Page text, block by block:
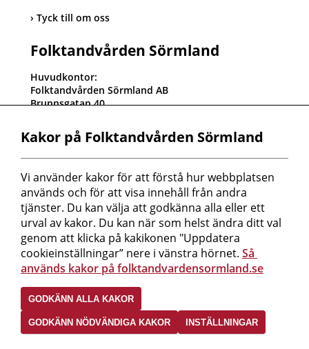
Tyck till om oss
Folktandvården Sörmland
Huvudkontor:
Folktandvården Sörmland AB
Brunnsgatan 40
Kundtjänst: 0155-24 76 00
Orgnr: 556820-2625
Folktandvården Sörmland AB
Box 543
611 10 Nyköping
Referenskod måste finnas på fakturan!
Peppol-id: 0007:5568202625
Mer information om oss hittar du här!
Följ oss i sociala medier
Kakor på Folktandvården Sörmland
Vi använder kakor för att förstå hur webbplatsen
används och för att visa innehåll från andra
tjänster. Du kan välja att godkänna alla eller ett
urval av kakor. Du kan när som helst ändra ditt val
genom att klicka på kakikonen "Uppdatera
cookieinställningar” nere i vänstra hörnet. Så
används kakor på folktandvardensormland.se
GODKÄNN ALLA KAKOR
GODKÄNN NÖDVÄNDIGA KAKOR INSTÄLLNINGAR